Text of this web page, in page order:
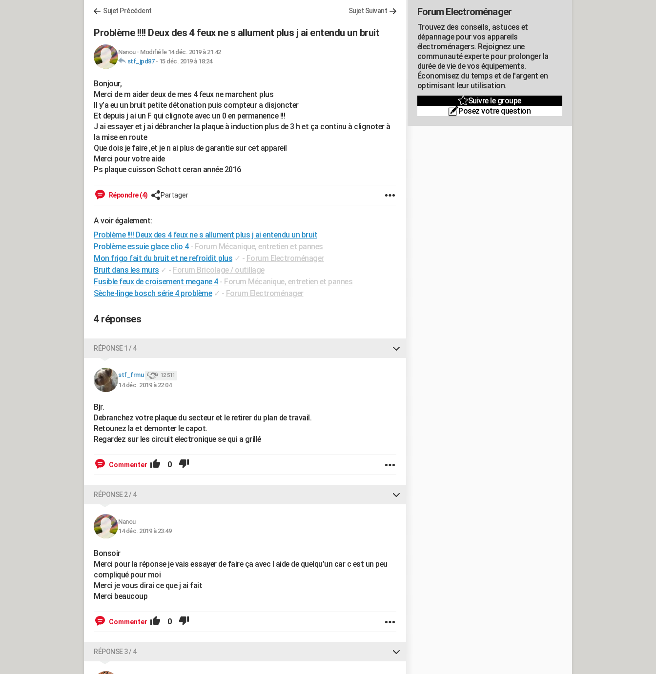
Sujet Précédent Sujet Suivant
Problème !!!! Deux des 4 feux ne s allument plus j ai entendu un bruit
Nanou- Modifié le 14 déc. 2019 à 21:42
stf_jpd87- 15 déc. 2019 à 18:24
Bonjour,
Merci de m aider deux de mes 4 feux ne marchent plus
Il y’a eu un bruit petite détonation puis compteur a disjoncter
Et depuis j ai un F qui clignote avec un 0 en permanence !!!
J ai essayer et j ai débrancher la plaque à induction plus de 3 h et ça continu à clignoter à
la mise en route
Que dois je faire ,et je n ai plus de garantie sur cet appareil
Merci pour votre aide
Ps plaque cuisson Schott ceran année 2016
Répondre (4) Partager
A voir également:
Problème !!!! Deux des 4 feux ne s allument plus j ai entendu un bruit
Problème essuie glace clio 4 - Forum Mécanique, entretien et pannes
Mon frigo fait du bruit et ne refroidit plus ✓ - Forum Electroménager
Bruit dans les murs ✓ - Forum Bricolage / outillage
Fusible feux de croisement megane 4 - Forum Mécanique, entretien et pannes
Sèche-linge bosch série 4 problème ✓ - Forum Electroménager
4 réponses
RÉPONSE 1 / 4
stf_frmu 12 511
14 déc. 2019 à 22:04
Bjr.
Debranchez votre plaque du secteur et le retirer du plan de travail.
Retounez la et demonter le capot.
Regardez sur les circuit electronique se qui a grillé
Commenter 0
RÉPONSE 2 / 4
Nanou
14 déc. 2019 à 23:49
Bonsoir
Merci pour la réponse je vais essayer de faire ça avec l aide de quelqu’un car c est un peu
compliqué pour moi
Merci je vous dirai ce que j ai fait
Merci beaucoup
Commenter 0
RÉPONSE 3 / 4
Forum Electroménager
Trouvez des conseils, astuces et
dépannage pour vos appareils
électroménagers. Rejoignez une
communauté experte pour prolonger la
durée de vie de vos équipements.
Économisez du temps et de l'argent en
optimisant leur utilisation.
Suivre le groupe
Posez votre question